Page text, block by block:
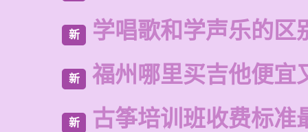
新 学唱歌和学声乐的区
新 福州哪里买吉他便宜
新 古筝培训班收费标准